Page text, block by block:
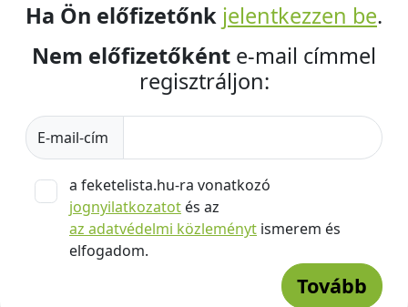
Ha Ön előfizetőnk jelentkezzen be.
Nem előfizetőként e-mail címmel
regisztráljon:
E-mail-cím
a feketelista.hu-ra vonatkozó
jognyilatkozatot és az
az adatvédelmi közleményt ismerem és
elfogadom.
Tovább